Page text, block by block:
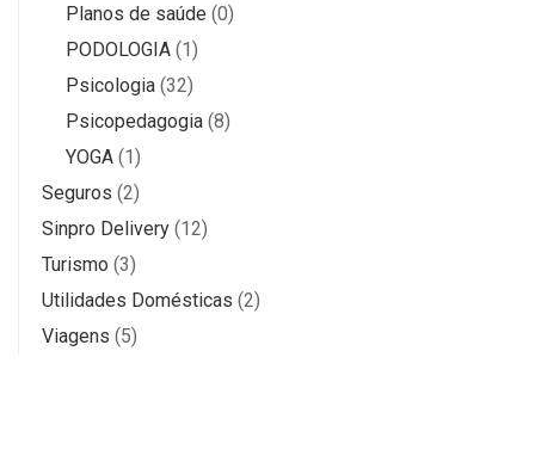
Planos de saúde (0)
PODOLOGIA (1)
Psicologia (32)
Psicopedagogia (8)
YOGA (1)
Seguros (2)
Sinpro Delivery (12)
Turismo (3)
Utilidades Domésticas (2)
Viagens (5)